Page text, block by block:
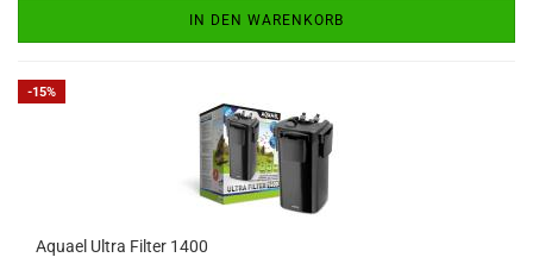
IN DEN WARENKORB
-15%
Aquael Ultra Filter 1400